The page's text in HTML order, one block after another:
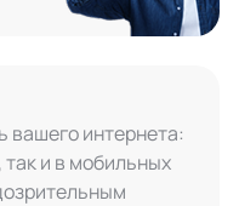
вашего интернета:
и в мобильных